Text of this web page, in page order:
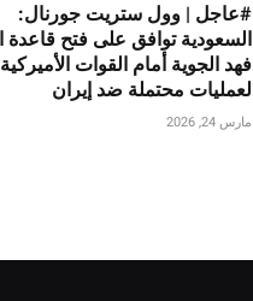
#عاجل | وول ستريت جورنال:
السعودية توافق على فتح قاعدة
فهد الجوية أمام القوات الأميركية
لعمليات محتملة ضد إيران
مارس 24, 2026